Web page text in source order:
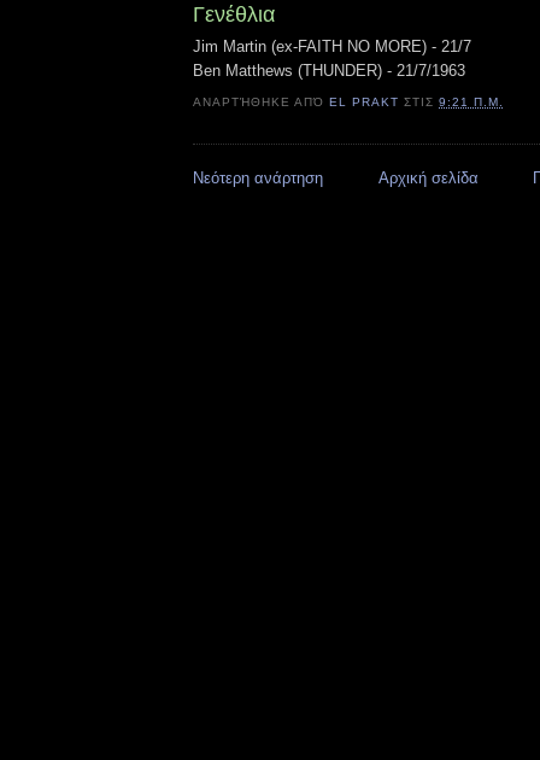
Γενέθλια
Jim Martin (ex-FAITH NO MORE) - 21/7
Ben Matthews (THUNDER) - 21/7/1963
ΑΝΑΡΤΉΘΗΚΕ ΑΠΌEL PRAKT ΣΤΙΣ9:21 Π.Μ.
Νεότερη ανάρτηση Αρχική σελίδα